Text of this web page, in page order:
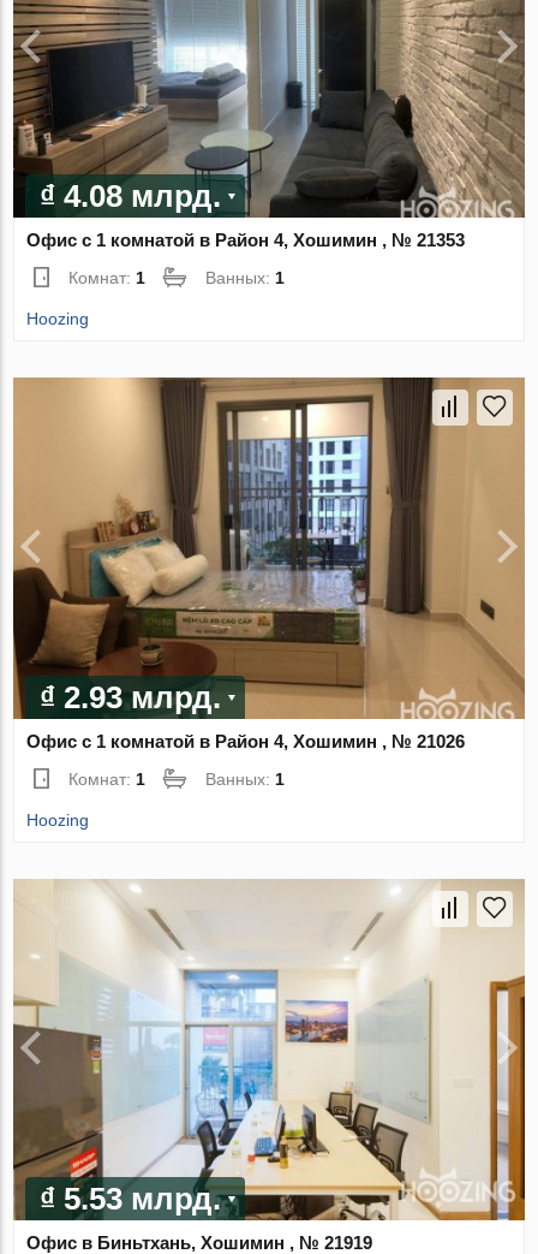
₫ 4.08 млрд.
Офис с 1 комнатой в Район 4, Хошимин , № 21353
Комнат:1 Ванных:1
Hoozing
₫ 2.93 млрд.
Офис с 1 комнатой в Район 4, Хошимин , № 21026
Комнат: 1 Ванных: 1
Hoozing
₫ 5.53 млрд.
Офис в Биньтхань, Хошимин , № 21919